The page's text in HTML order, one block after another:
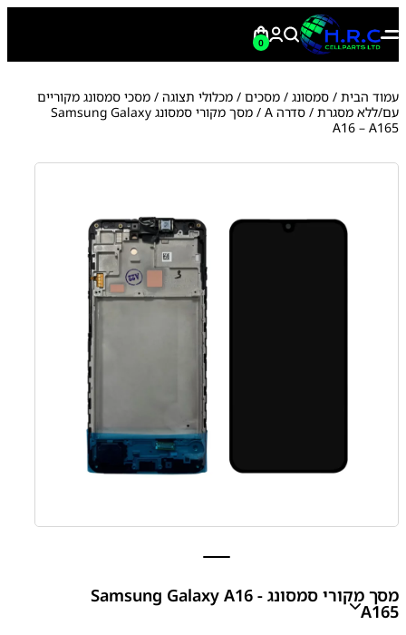
0
עמוד הבית / סמסונג / מסכים / מכלולי תצוגה / מסכי סמסונג מקוריים
עם/ללא מסגרת / סדרה A
/ מסך מקורי סמסונג Samsung Galaxy
A16 – A165
מסך מקורי סמסונג Samsung Galaxy A16 -
A165